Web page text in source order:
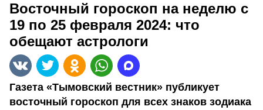
Восточный гороскоп на неделю с
19 по 25 февраля 2024: что
обещают астрологи
Газета «Тымовский вестник» публикует
восточный гороскоп для всех знаков зодиака